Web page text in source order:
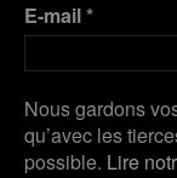
E-mail*
Nous gardons
qu’avec les
possible. Lire